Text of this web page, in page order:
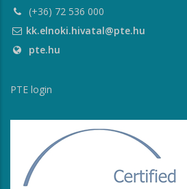
(+36) 72 536 000
kk.elnoki.hivatal@pte.hu
pte.hu
PTE login